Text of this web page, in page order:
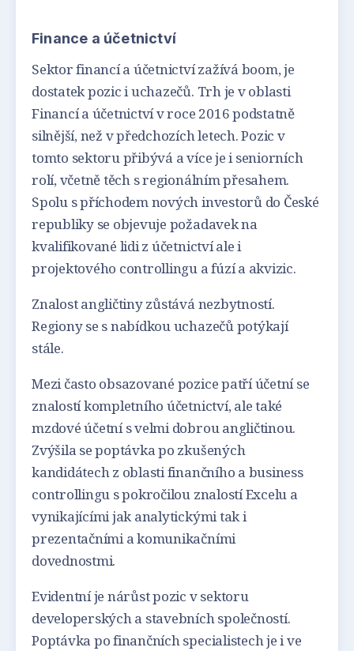
Finance a účetnictví
Sektor financí a účetnictví zažívá boom, je
dostatek pozic i uchazečů. Trh je v oblasti
Financí a účetnictví v roce 2016 podstatně
silnější, než v předchozích letech. Pozic v
tomto sektoru přibývá a více je i seniorních
rolí, včetně těch s regionálním přesahem.
Spolu s příchodem nových investorů do České
republiky se objevuje požadavek na
kvalifikované lidi z účetnictví ale i
projektového controllingu a fúzí a akvizic.
Znalost angličtiny zůstává nezbytností.
Regiony se s nabídkou uchazečů potýkají
stále.
Mezi často obsazované pozice patří účetní se
znalostí kompletního účetnictví, ale také
mzdové účetní s velmi dobrou angličtinou.
Zvýšila se poptávka po zkušených
kandidátech z oblasti finančního a business
controllingu s pokročilou znalostí Excelu a
vynikajícími jak analytickými tak i
prezentačními a komunikačními
dovednostmi.
Evidentní je nárůst pozic v sektoru
developerských a stavebních společností.
Poptávka po finančních specialistech je i ve